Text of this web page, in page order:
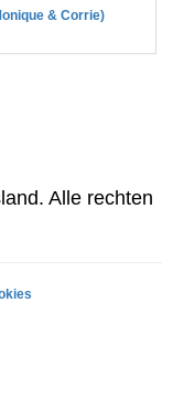
& Corrie)
Alle rechten